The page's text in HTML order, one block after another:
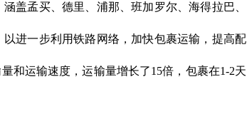
盖孟买、德里、浦那、班加罗尔、海得拉巴、
进一步利用铁路网络，加快包裹运输，提高配
和运输速度，运输量增长了15倍，包裹在1-2天